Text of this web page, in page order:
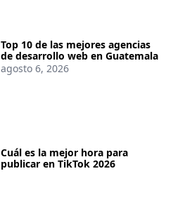
Top 10 de las mejores agencias
de desarrollo web en Guatemala
agosto 6, 2026
Cuál es la mejor hora para
publicar en TikTok 2026